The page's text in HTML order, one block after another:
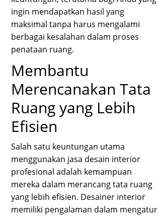
ingin mendapatkan hasil yang
maksimal tanpa harus mengalami
berbagai kesalahan dalam proses
penataan ruang.
Membantu
Merencanakan Tata
Ruang yang Lebih
Efisien
Salah satu keuntungan utama
menggunakan jasa desain interior
profesional adalah kemampuan
mereka dalam merancang tata ruang
yang lebih efisien. Desainer interior
memiliki pengalaman dalam mengatur